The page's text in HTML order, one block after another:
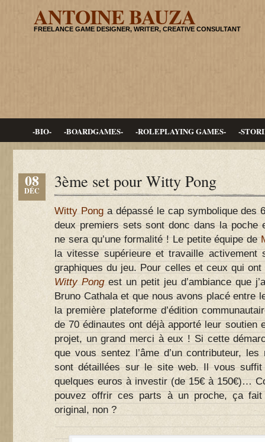
ANTOINE BAUZA
FREELANCE GAME DESIGNER, WRITER, CREATIVE CONSULTANT
-BIO- -BOARDGAMES- -ROLEPLAYING GAMES- -
08
DÉC 3ème set pour Witty Pong
Witty Ponga dépassé le cap symbolique des
deux premiers sets sont donc dans la poche
ne sera qu’une formalité ! Le petite équipe de
la vitesse supérieure et travaille activement
graphiques du jeu. Pour celles et ceux qui ont
Witty Pongest un petit jeu d’ambiance que
Bruno Cathala et que nous avons placé entre
la première plateforme d’édition
de 70 édinautes ont déjà apporté leur soutien
projet, un grand merci à eux ! Si cette
que vous sentez l’âme d’un contributeur,
sont détaillées sur le site web. Il vous suffit
quelques euros à investir (de 15€ à 150€)…
pouvez offrir ces parts à un proche, ça
original, non ?